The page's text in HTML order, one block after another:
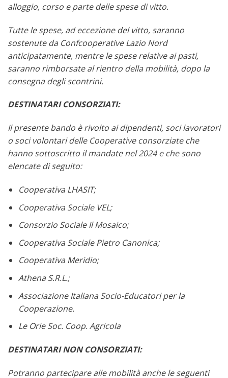
alloggio, corso e parte delle spese di vitto.
Tutte le spese, ad eccezione del vitto, saranno
sostenute da Confcooperative Lazio Nord
anticipatamente, mentre le spese relative ai pasti,
saranno rimborsate al rientro della mobilità, dopo la
consegna degli scontrini.
DESTINATARI CONSORZIATI:
Il presente bando è rivolto ai dipendenti, soci lavoratori
o soci volontari delle Cooperative consorziate che
hanno sottoscritto il mandate nel 2024 e che sono
elencate di seguito:
Cooperativa LHASIT;
Cooperativa Sociale VEL;
Consorzio Sociale Il Mosaico;
Cooperativa Sociale Pietro Canonica;
Cooperativa Meridio;
Athena S.R.L.;
Associazione Italiana Socio-Educatori per la
Cooperazione.
Le Orie Soc. Coop. Agricola
DESTINATARI NON CONSORZIATI:
Potranno partecipare alle mobilità anche le seguenti